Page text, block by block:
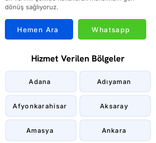
dönüş sağlıyoruz.
Hemen Ara Whatsapp
Hizmet Verilen Bölgeler
Adana
Afyonkarahisar
Amasya
Adıyaman
Aksaray
Ankara